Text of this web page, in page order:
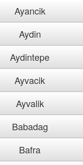
Ayancik
Aydin
Aydintepe
Ayvacik
Ayvalik
Babadag
Bafra